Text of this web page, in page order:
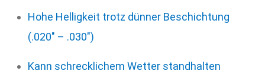
Hohe Helligkeit trotz dünner Beschichtung
(.020″ – .030″)
Kann schrecklichem Wetter standhalten